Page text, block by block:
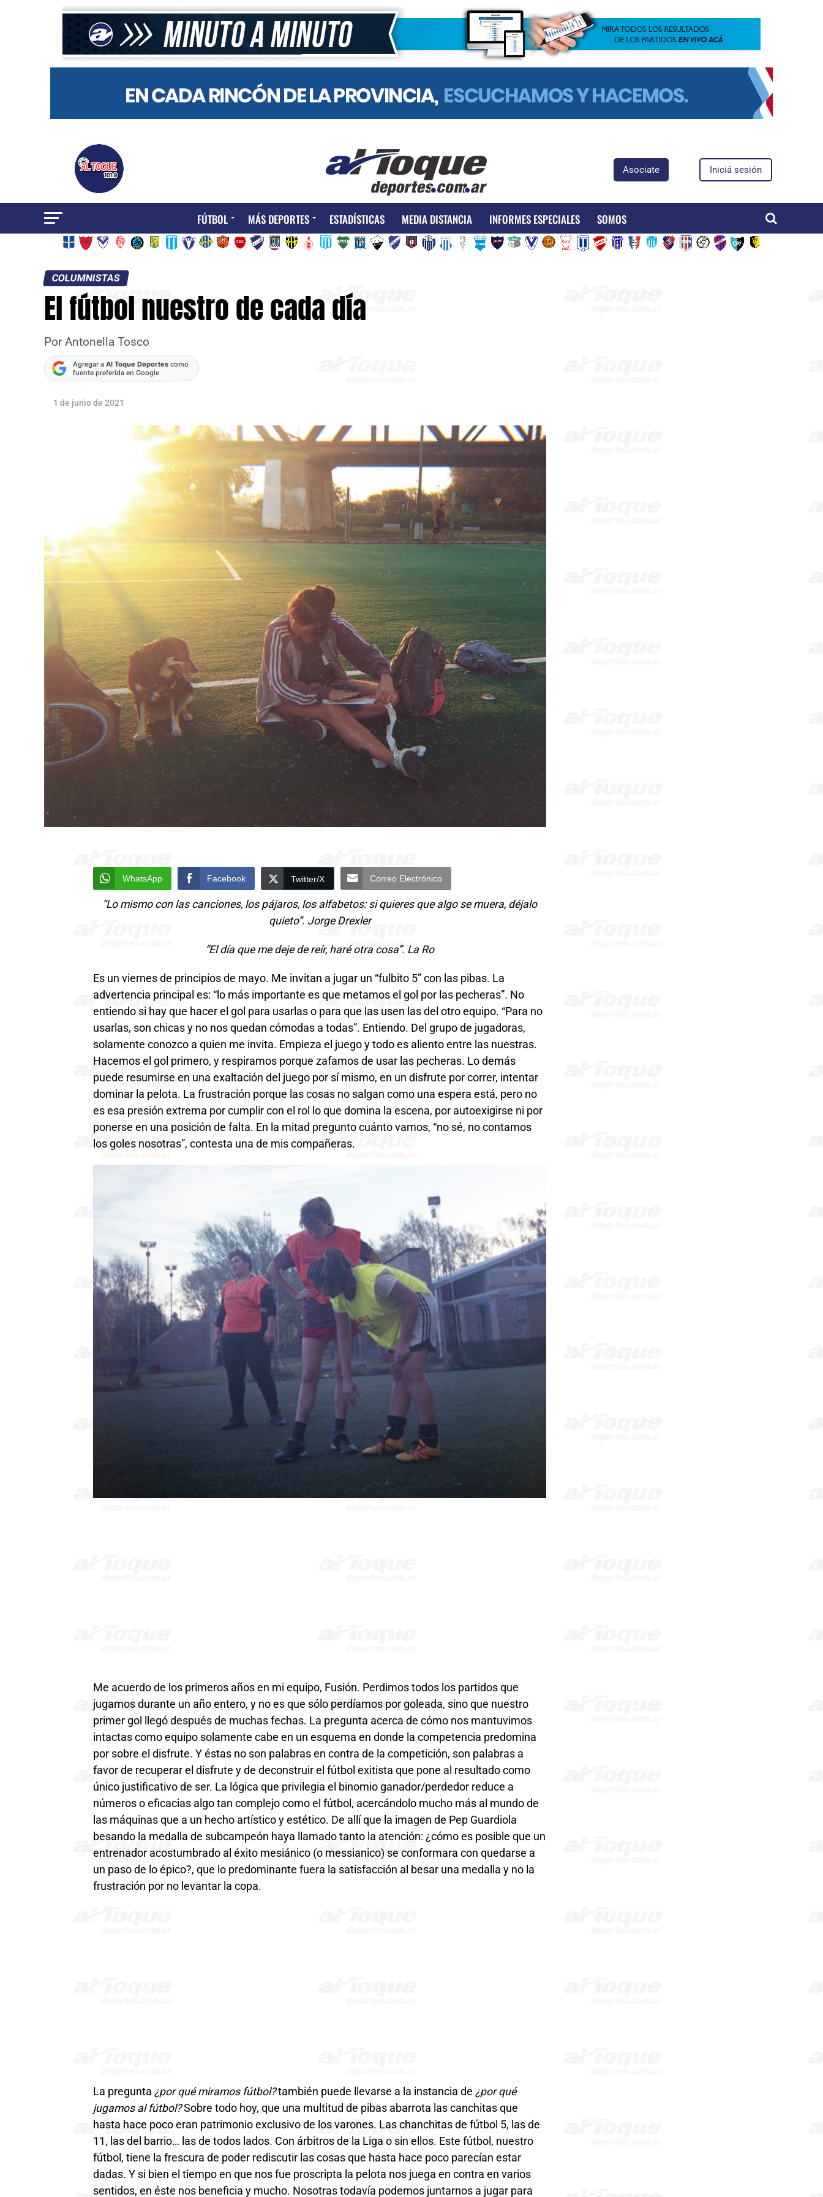
Asociate Iniciá sesión
FÚTBOL MÁS DEPORTES ESTADÍSTICAS MEDIA DISTANCIA INFORMES ESPECIALES SOMOS
COLUMNISTAS
El fútbol nuestro de cada día
Por Antonella Tosco
Agregar a Al Toque Deportes como
fuente preferida en Google
1 de junio de 2021
WhatsApp Facebook Twitter/X Correo Electrónico
“Lo mismo con las canciones, los pájaros, los alfabetos: si quieres que algo se muera, déjalo
quieto”. Jorge Drexler
“El día que me deje de reír, haré otra cosa”. La Ro
Es un viernes de principios de mayo. Me invitan a jugar un “fulbito 5” con las pibas. La
advertencia principal es: “lo más importante es que metamos el gol por las pecheras”. No
entiendo si hay que hacer el gol para usarlas o para que las usen las del otro equipo. “Para no
usarlas, son chicas y no nos quedan cómodas a todas”. Entiendo. Del grupo de jugadoras,
solamente conozco a quien me invita. Empieza el juego y todo es aliento entre las nuestras.
Hacemos el gol primero, y respiramos porque zafamos de usar las pecheras. Lo demás
puede resumirse en una exaltación del juego por sí mismo, en un disfrute por correr, intentar
dominar la pelota. La frustración porque las cosas no salgan como una espera está, pero no
es esa presión extrema por cumplir con el rol lo que domina la escena, por autoexigirse ni por
ponerse en una posición de falta. En la mitad pregunto cuánto vamos, “no sé, no contamos
los goles nosotras”, contesta una de mis compañeras.
Me acuerdo de los primeros años en mi equipo, Fusión. Perdimos todos los partidos que
jugamos durante un año entero, y no es que sólo perdíamos por goleada, sino que nuestro
primer gol llegó después de muchas fechas. La pregunta acerca de cómo nos mantuvimos
intactas como equipo solamente cabe en un esquema en donde la competencia predomina
por sobre el disfrute. Y éstas no son palabras en contra de la competición, son palabras a
favor de recuperar el disfrute y de deconstruir el fútbol exitista que pone al resultado como
único justificativo de ser. La lógica que privilegia el binomio ganador/perdedor reduce a
números o eficacias algo tan complejo como el fútbol, acercándolo mucho más al mundo de
las máquinas que a un hecho artístico y estético. De allí que la imagen de Pep Guardiola
besando la medalla de subcampeón haya llamado tanto la atención: ¿cómo es posible que un
entrenador acostumbrado al éxito mesiánico (o messianico) se conformara con quedarse a
un paso de lo épico?, que lo predominante fuera la satisfacción al besar una medalla y no la
frustración por no levantar la copa.
La pregunta ¿por qué miramos fútbol?también puede llevarse a la instancia de ¿por qué
jugamos al fútbol?Sobre todo hoy, que una multitud de pibas abarrota las canchitas que
hasta hace poco eran patrimonio exclusivo de los varones. Las chanchitas de fútbol 5, las de
11, las del barrio… las de todos lados. Con árbitros de la Liga o sin ellos. Este fútbol, nuestro
fútbol, tiene la frescura de poder rediscutir las cosas que hasta hace poco parecían estar
dadas. Y si bien el tiempo en que nos fue proscripta la pelota nos juega en contra en varios
sentidos, en éste nos beneficia y mucho. Nosotras todavía podemos juntarnos a jugar para